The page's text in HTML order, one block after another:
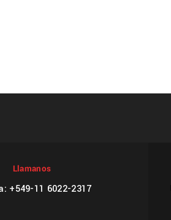
Llamanos
+549-11 6022-2317